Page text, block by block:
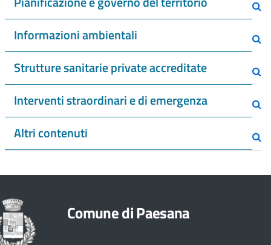
Informazioni ambientali
Strutture sanitarie private accreditate
Interventi straordinari e di emergenza
Altri contenuti
Comune di Paesana